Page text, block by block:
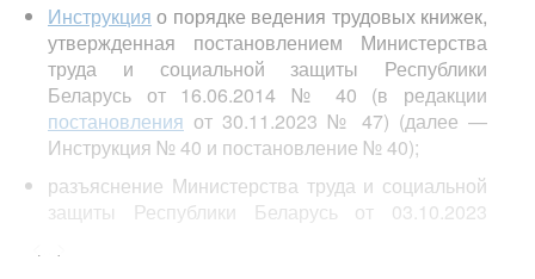
Инструкция о порядке ведения трудовых книжек,
утвержденная постановлением Министерства
труда и социальной защиты Республики
Беларусь от 16.06.2014 № 40 (в редакции
постановления от 30.11.2023 № 47) (далее —
Инструкция № 40 и постановление № 40);
разъяснение Министерства труда и социальной
защиты Республики Беларусь от 03.10.2023
потере»;